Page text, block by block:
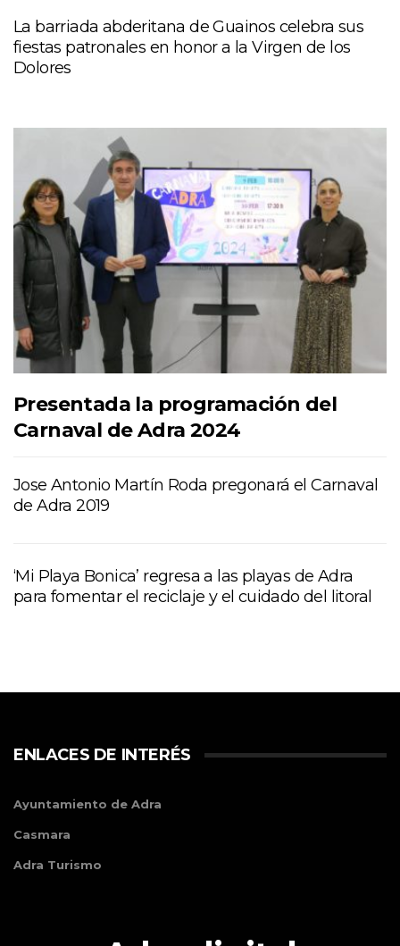
La barriada abderitana de Guainos celebra sus
fiestas patronales en honor a la Virgen de los
Dolores
Presentada la programación del
Carnaval de Adra 2024
Jose Antonio Martín Roda pregonará el Carnaval
de Adra 2019
‘Mi Playa Bonica’ regresa a las playas de Adra
para fomentar el reciclaje y el cuidado del litoral
ENLACES DE INTERÉS
Ayuntamiento de Adra
Casmara
Adra Turismo